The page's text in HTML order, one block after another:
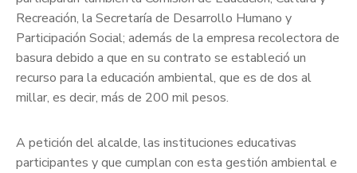
Recreación, la Secretaría de Desarrollo Humano y
Participación Social; además de la empresa recolectora de
basura debido a que en su contrato se estableció un
recurso para la educación ambiental, que es de dos al
millar, es decir, más de 200 mil pesos.
A petición del alcalde, las instituciones educativas
participantes y que cumplan con esta gestión ambiental e